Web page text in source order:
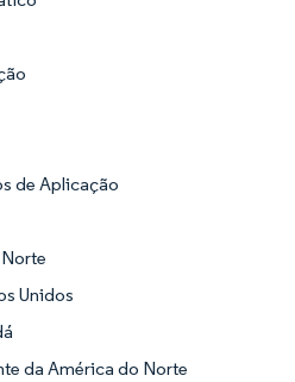
de Aplicação
Unidos
da América do Norte